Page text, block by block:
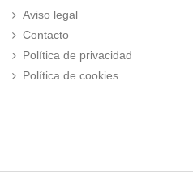
Aviso legal
Contacto
Política de privacidad
Política de cookies